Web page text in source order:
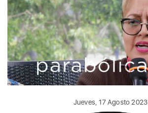
Jueves, 17 Agosto 2023